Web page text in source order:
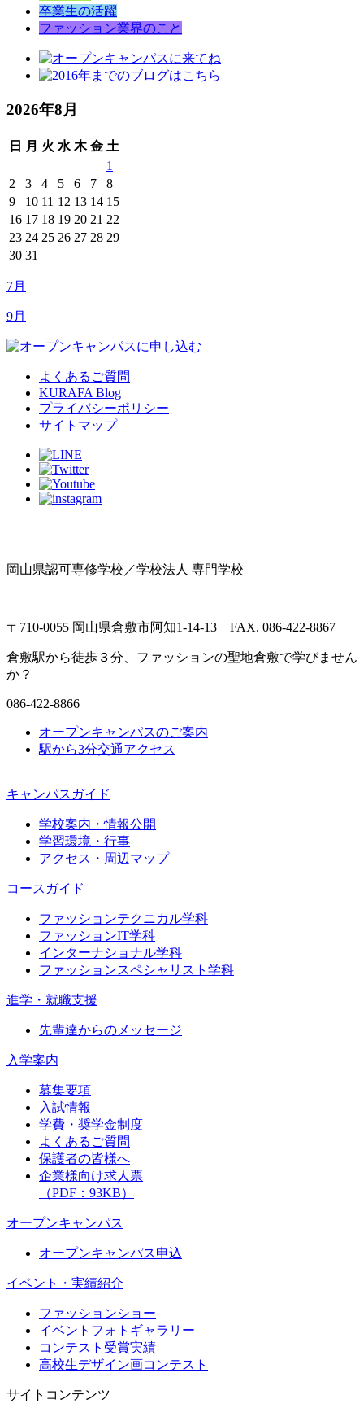
卒業生の活躍
ファッション業界のこと
2026年8月
日 月 火 水 木 金 土
1
2
3 4 5 6 7
8
9
10 11 12 13 14 15
16 17 18 19 20 21 22
23 24 25 26 27 28 29
30 31
7月
9月
よくあるご質問
KURAFA Blog
プライバシーポリシー
サイトマップ
岡山県認可専修学校／学校法人 専門学校
〒710-0055 岡山県倉敷市阿知1-14-13 FAX. 086-422-8867
倉敷駅から徒歩３分、ファッションの聖地倉敷で学びません
か？
086-422-8866
オープンキャンパスのご案内
駅から3分交通アクセス
キャンパスガイド
学校案内・情報公開
学習環境・行事
アクセス・周辺マップ
コースガイド
ファッションテクニカル学科
ファッションIT学科
インターナショナル学科
ファッションスペシャリスト学科
進学・就職支援
先輩達からのメッセージ
入学案内
募集要項
入試情報
学費・奨学金制度
よくあるご質問
保護者の皆様へ
企業様向け求人票
（PDF：93KB）
オープンキャンパス
オープンキャンパス申込
イベント・実績紹介
ファッションショー
イベントフォトギャラリー
コンテスト受賞実績
高校生デザイン画コンテスト
サイトコンテンツ